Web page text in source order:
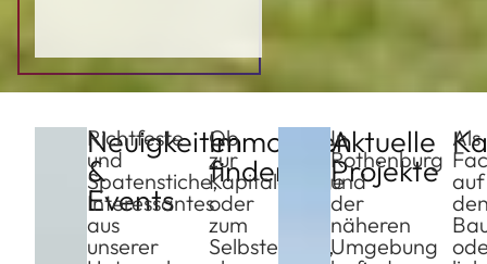
Neuigkeiten
&
Events
Richtfeste
und
Spatenstiche,
Interessantes
aus
unserer
Immobilien
finden
Ob
zur
Kapitalanlage
oder
zum
Selbsteinzug,
Aktuelle
Projekte
In
Rothenburg
und
der
näheren
Umgebung
Als
auf